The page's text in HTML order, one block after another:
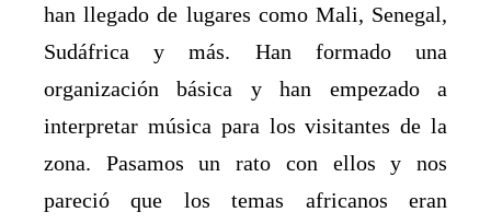
han llegado de lugares como Mali, Senegal,
Sudáfrica y más. Han formado una
organización básica y han empezado a
interpretar música para los visitantes de la
zona. Pasamos un rato con ellos y nos
pareció que los temas africanos eran